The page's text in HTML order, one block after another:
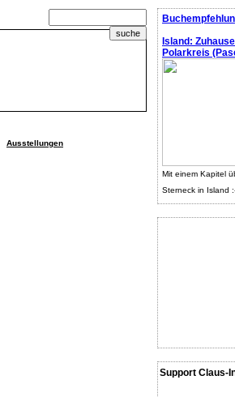
Island:
Polarkreis
Mit einem Kapitel
Sterneck in Island
Support Claus-
Ausstellungen